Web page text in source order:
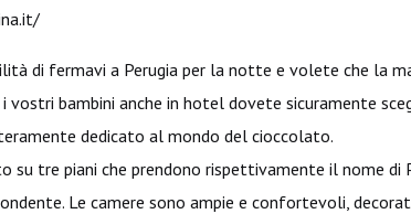
di fermavi a Perugia per la notte e volete che la
vostri bambini anche in hotel dovete sicuramente
dedicato al mondo del cioccolato.
su tre piani che prendono rispettivamente il nome di
Le camere sono ampie e confortevoli,